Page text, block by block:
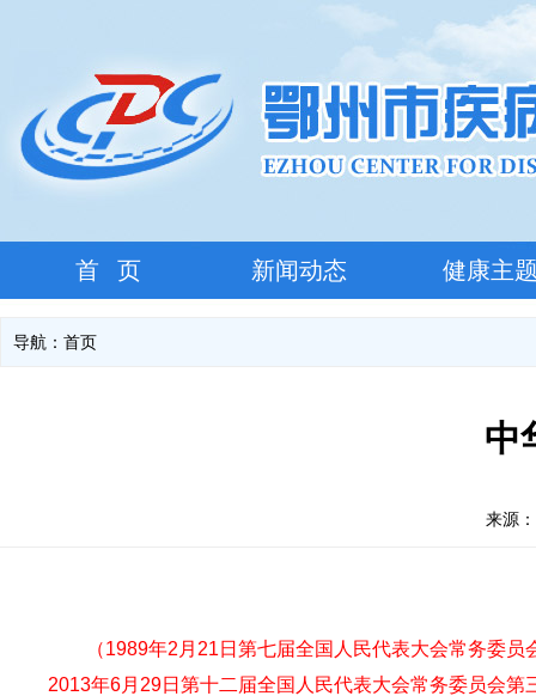
首 页 新闻动态 健康主
导航： 首页
中
来源
（1989年2月21日第七届全国人民代表大会常务委
2013年6月29日第十二届全国人民代表大会常务委员会